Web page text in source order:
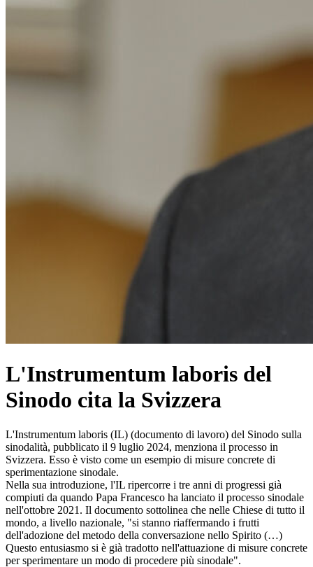
L'Instrumentum laboris del
Sinodo cita la Svizzera
L'Instrumentum laboris (IL) (documento di lavoro) del Sinodo sulla
sinodalità, pubblicato il 9 luglio 2024, menziona il processo in
Svizzera. Esso è visto come un esempio di misure concrete di
sperimentazione sinodale.
Nella sua introduzione, l'IL ripercorre i tre anni di progressi già
compiuti da quando Papa Francesco ha lanciato il processo sinodale
nell'ottobre 2021. Il documento sottolinea che nelle Chiese di tutto il
mondo, a livello nazionale, "si stanno riaffermando i frutti
dell'adozione del metodo della conversazione nello Spirito (…)
Questo entusiasmo si è già tradotto nell'attuazione di misure concrete
per sperimentare un modo di procedere più sinodale".